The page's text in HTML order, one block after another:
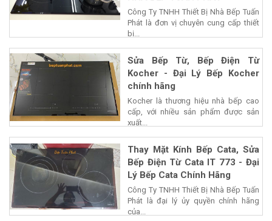
Công Ty TNHH Thiết Bị Nhà Bếp Tuấn
Phát là đơn vị chuyên cung cấp thiết
bị...
Sửa Bếp Từ, Bếp Điện Từ
Kocher - Đại Lý Bếp Kocher
chính hãng
Kocher là thương hiệu nhà bếp cao
cấp, với nhiều sản phẩm được sản
xuất...
Thay Mặt Kính Bếp Cata, Sửa
Bếp Điện Từ Cata IT 773 - Đại
Lý Bếp Cata Chính Hãng
Công Ty TNHH Thiết Bị Nhà Bếp Tuấn
Phát là đại lý ủy quyền chính hãng
của...